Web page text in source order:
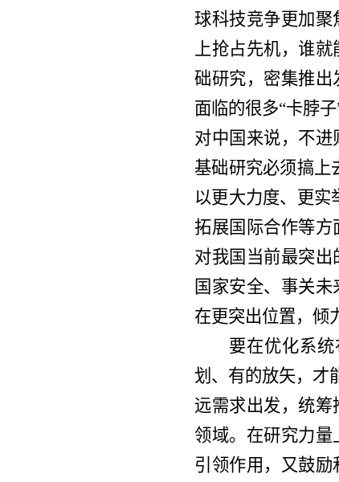
球科技竞争更加
上抢占先机，谁
础研究，密集推出
面临的很多“卡脖
对中国来说，不进
基础研究必须搞上
以更大力度、更实
拓展国际合作等
对我国当前最突
国家安全、事关
在更突出位置，倾
要在优化系
划、有的放矢，才
远需求出发，统
领域。在研究力
引领作用，又鼓励